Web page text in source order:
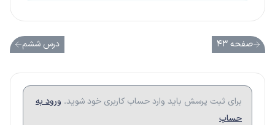
صفحه ۴۳ درس ششم
برای ثبت پرسش باید وارد حساب کاربری خود شوید. ورود به
حساب